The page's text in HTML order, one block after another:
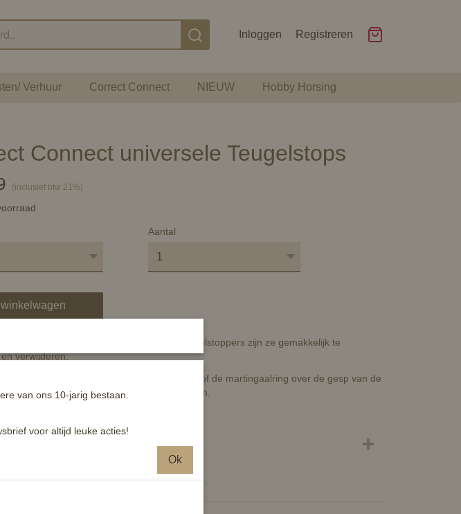
Inloggen Registreren
Verhuur Correct Connect NIEUW Hobby Horsing
Connect universele Teugelstops
(inclusief btw 21%)
Aantal
winkelwagen
ingenieuze ontwerp van onze martingaalteugelstoppers zijn ze gemakkelijk te
verwijderen.
van twee drukknopen is er geen stress meer of de martingaalring over de gesp van de
en voor gevaarlijke situaties zal zorgen.
van ons 10-jarig bestaan.
voor altijd leuke acties!
Ok